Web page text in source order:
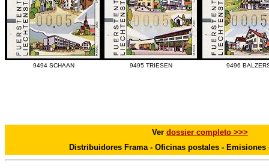
9494 SCHAAN 9495 TRIESEN 9496
Ver dossier completo >>>
Distribuidores Frama - Oficinas postales - Emisiones